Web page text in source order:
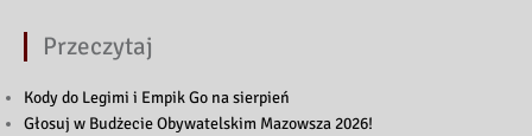
Przeczytaj
Kody do Legimi i Empik Go na sierpień
Głosuj w Budżecie Obywatelskim Mazowsza 2026!